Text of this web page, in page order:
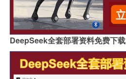
DeepSeek全套部署资料免费下载